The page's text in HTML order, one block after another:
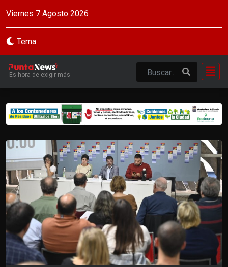
Viernes 7 Agosto 2026
Tema
Es hora de exigir más